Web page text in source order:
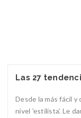
Las 27
Desde la más fácil
nivel 'estilista'. Le